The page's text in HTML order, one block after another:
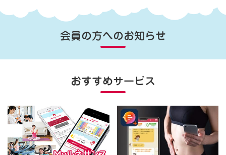
会員の方へのお知らせ
おすすめサービス